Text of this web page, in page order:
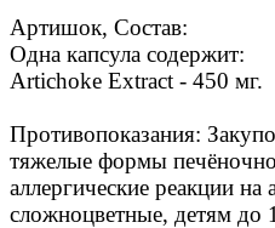
Артишок, Состав:
Одна капсула содержит:
Artichoke Extract - 450 мг.
Противопоказания:
тяжелые формы
аллергические реакции
сложноцветные, детям до